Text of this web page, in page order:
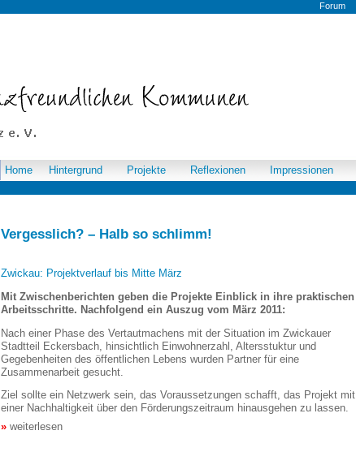
Forum
Vergesslich? – Halb so schlimm!
Zwickau: Projektverlauf bis Mitte März
Mit Zwischenberichten geben die Projekte Einblick in ihre praktischen
Arbeitsschritte. Nachfolgend ein Auszug vom März 2011:
Nach einer Phase des Vertautmachens mit der Situation im Zwickauer
Stadtteil Eckersbach, hinsichtlich Einwohnerzahl, Altersstuktur und
Gegebenheiten des öffentlichen Lebens wurden Partner für eine
Zusammenarbeit gesucht.
Ziel sollte ein Netzwerk sein, das Voraussetzungen schafft, das Projekt mit
einer Nachhaltigkeit über den Förderungszeitraum hinausgehen zu lassen.
weiterlesen
Home Hintergrund Projekte Reflexionen Impressionen